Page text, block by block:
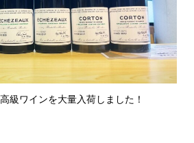
級ワインを大量入荷しました！